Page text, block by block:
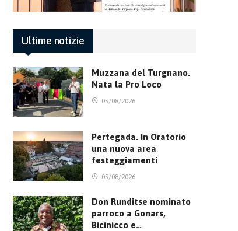
Ultime notizie
Muzzana del Turgnano.
Nata la Pro Loco
05/08/2026
Pertegada. In Oratorio
una nuova area
festeggiamenti
05/08/2026
Don Runditse nominato
parroco a Gonars,
Bicinicco e…